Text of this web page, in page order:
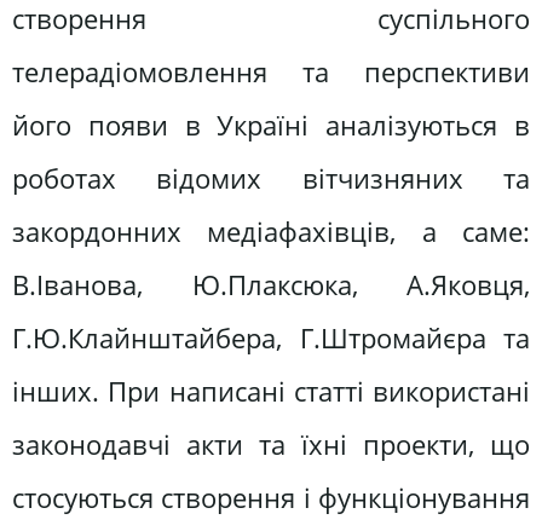
створення суспільного
телерадіомовлення та перспективи
його появи в Україні аналізуються в
роботах відомих вітчизняних та
закордонних медіафахівців, а саме:
В.Іванова, Ю.Плаксюка, А.Яковця,
Г.Ю.Клайнштайбера, Г.Штромайєра та
інших. При написані статті використані
законодавчі акти та їхні проекти, що
стосуються створення і функціонування